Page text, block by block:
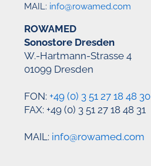
MAIL: info@rowamed.com
ROWAMED
Sonostore Dresden
W.-Hartmann-Strasse 4
01099 Dresden
FON:+49 (0) 3 51 27 18 48 30
FAX: +49 (0) 3 51 27 18 48 31
MAIL: info@rowamed.com